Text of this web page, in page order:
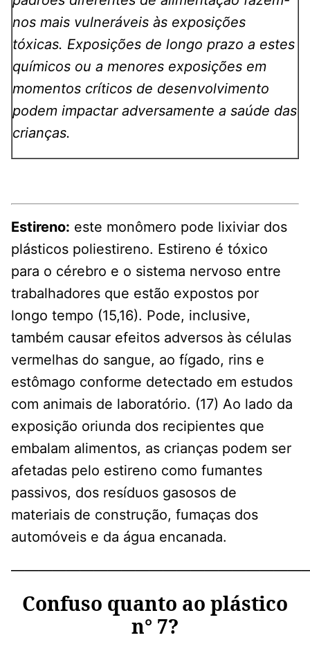
nos mais vulneráveis às exposições
tóxicas. Exposições de longo prazo a estes
químicos ou a menores exposições em
momentos críticos de desenvolvimento
podem impactar adversamente a saúde das
crianças.
Estireno: este monômero pode lixiviar dos
plásticos poliestireno. Estireno é tóxico
para o cérebro e o sistema nervoso entre
trabalhadores que estão expostos por
longo tempo (15,16). Pode, inclusive,
também causar efeitos adversos às células
vermelhas do sangue, ao fígado, rins e
estômago conforme detectado em estudos
com animais de laboratório. (17) Ao lado da
exposição oriunda dos recipientes que
embalam alimentos, as crianças podem ser
afetadas pelo estireno como fumantes
passivos, dos resíduos gasosos de
materiais de construção, fumaças dos
automóveis e da água encanada.
Confuso quanto ao plástico
n° 7?